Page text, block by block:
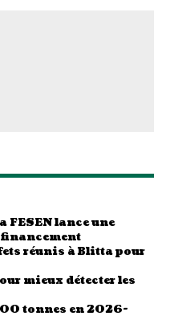
FESEN lance une
réunis à Blitta pour
mieux détecter les
tonnes en 2026-